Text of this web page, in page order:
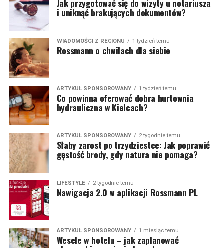
Jak przygotować się do wizyty u notariusza
i uniknąć brakujących dokumentów?
WIADOMOŚCI Z REGIONU 1 tydzień temu
Rossmann o chwilach dla siebie
ARTYKUŁ SPONSOROWANY 1 tydzień temu
Co powinna oferować dobra hurtownia
hydrauliczna w Kielcach?
ARTYKUŁ SPONSOROWANY 2 tygodnie temu
Słaby zarost po trzydziestce: Jak poprawić
gęstość brody, gdy natura nie pomaga?
LIFESTYLE 2 tygodnie temu
Nawigacja 2.0 w aplikacji Rossmann PL
ARTYKUŁ SPONSOROWANY 1 miesiąc temu
Wesele w hotelu – jak zaplanować